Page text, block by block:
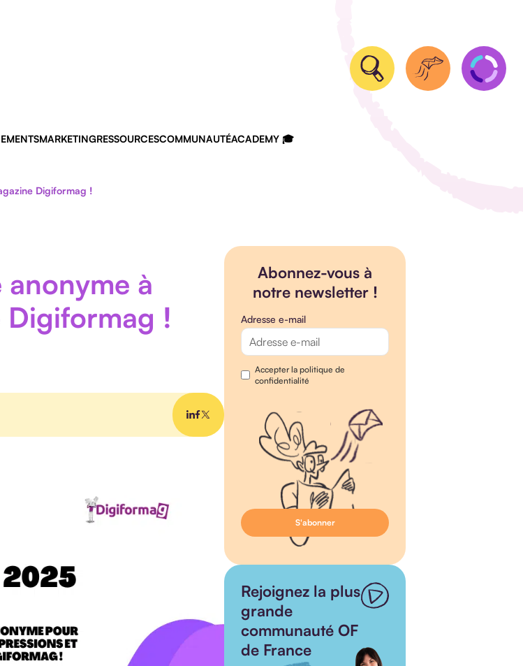
MARKETINGRESSOURCESCOMMUNAUTÉACADEMY 🎓
Digiformag !
à
Digiformag !
Abonnez-vous à
notre newsletter !
Adresse e-mail
Accepter la politique de
confidentialité
Rejoignez la plus
grande
communauté OF
de France